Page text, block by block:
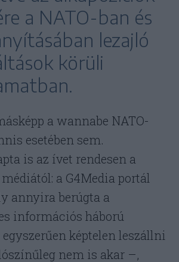
a NATO-ban és
lezajló
körüli
a wannabe NATO-
esetében sem.
is az ívet rendesen a
médiától: a G4Media portál
annyira berúgta a
információs háború
képtelen leszállni
nem is akar –,